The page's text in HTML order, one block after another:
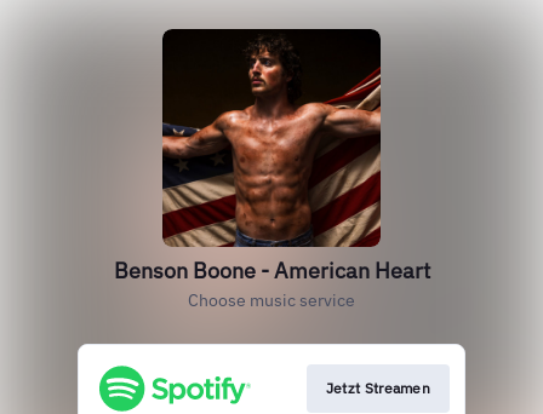
Benson Boone - American Heart
Choose music service
Jetzt Streamen